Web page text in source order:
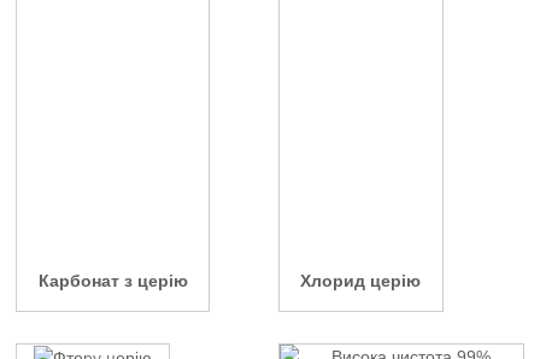
Карбонат з церію Хлорид церію